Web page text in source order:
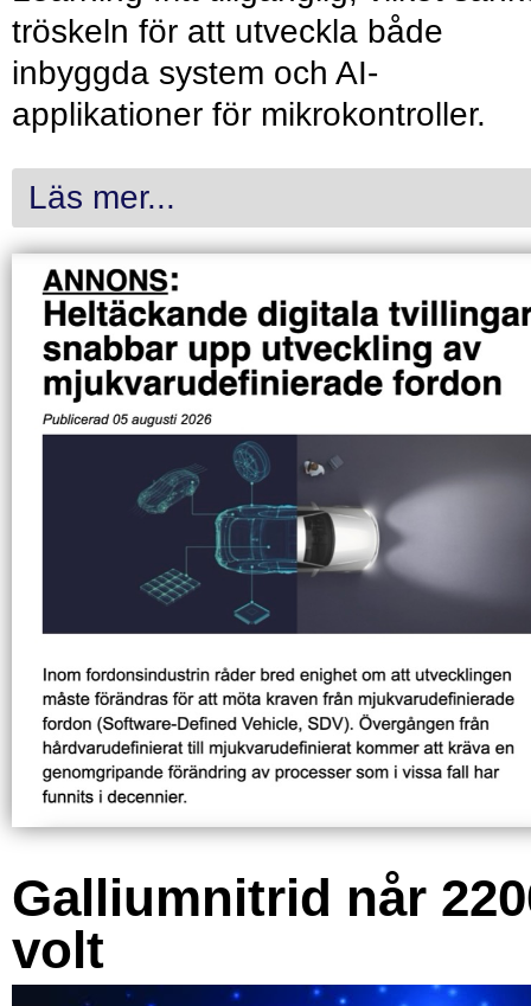
tröskeln för att utveckla både
inbyggda system och AI-
applikationer för mikrokontroller.
Läs mer...
Galliumnitrid når
volt